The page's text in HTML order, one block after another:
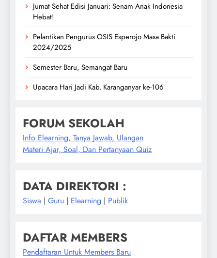
Jumat Sehat Edisi Januari: Senam Anak Indonesia
Hebat!
Pelantikan Pengurus OSIS Esperojo Masa Bakti
2024/2025
Semester Baru, Semangat Baru
Upacara Hari Jadi Kab. Karanganyar ke-106
FORUM SEKOLAH
Info Elearning, Tanya Jawab, Ulangan
Materi Ajar, Soal, Dan Pertanyaan Quiz
DATA DIREKTORI :
Siswa | Guru | Elearning | Publik
DAFTAR MEMBERS
Pendaftaran Untuk Members Baru